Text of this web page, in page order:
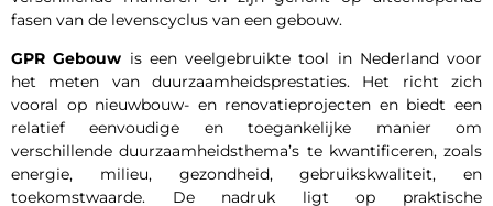
fasen van de levenscyclus van een gebouw.
GPR Gebouw is een veelgebruikte tool in Nederland voor
het meten van duurzaamheidsprestaties. Het richt zich
vooral op nieuwbouw- en renovatieprojecten en biedt een
relatief eenvoudige en toegankelijke manier om
verschillende duurzaamheidsthema’s te kwantificeren, zoals
energie, milieu, gezondheid, gebruikskwaliteit, en
toekomstwaarde. De nadruk ligt op praktische